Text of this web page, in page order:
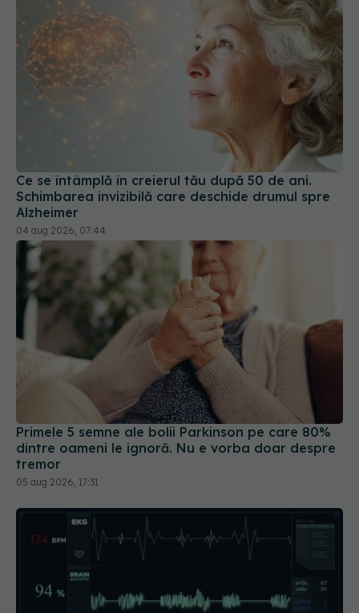
Ce se întâmplă în creierul tău după 50 de ani.
Schimbarea invizibilă care deschide drumul spre
Alzheimer
04 aug 2026, 07:44
Primele 5 semne ale bolii Parkinson pe care 80%
dintre oameni le ignoră. Nu e vorba doar despre
tremor
05 aug 2026, 17:31